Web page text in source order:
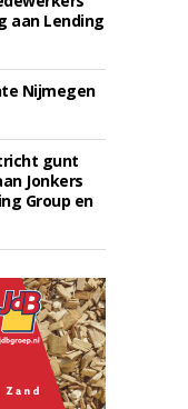
aan Lending
Nijmegen
gunt
Jonkers
Group en